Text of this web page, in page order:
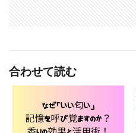
合わせて読む